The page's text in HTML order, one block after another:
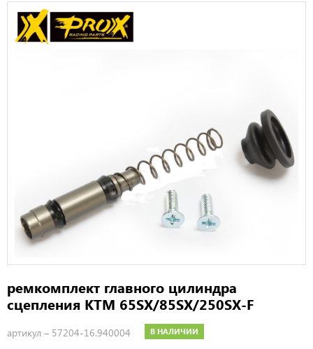
ремкомплект главного цилиндра
сцепления KTM 65SX/85SX/250SX-F
артикул – 57204-16.940004 В НАЛИЧИИ